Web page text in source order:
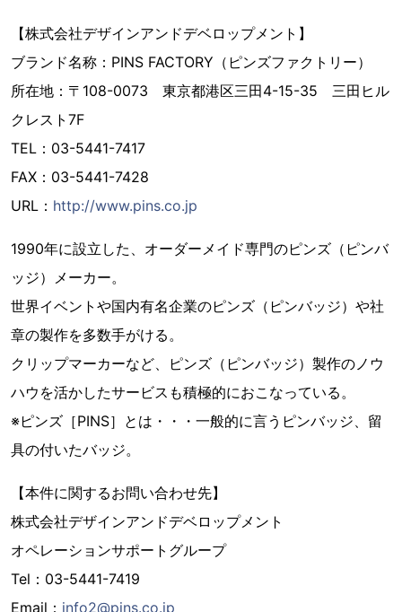
【株式会社デザインアンドデベロップメント】
ブランド名称：PINS FACTORY（ピンズファクトリー）
所在地：〒108-0073 東京都港区三田4-15-35 三田ヒル
クレスト7F
TEL：03-5441-7417
FAX：03-5441-7428
URL： http://www.pins.co.jp
1990年に設立した、オーダーメイド専門のピンズ（ピンバ
ッジ）メーカー。
世界イベントや国内有名企業のピンズ（ピンバッジ）や社
章の製作を多数手がける。
クリップマーカーなど、ピンズ（ピンバッジ）製作のノウ
ハウを活かしたサービスも積極的におこなっている。
※ピンズ［PINS］とは・・・一般的に言うピンバッジ、留
具の付いたバッジ。
【本件に関するお問い合わせ先】
株式会社デザインアンドデベロップメント
オペレーションサポートグループ
Tel：03-5441-7419
Email： info2@pins.co.jp